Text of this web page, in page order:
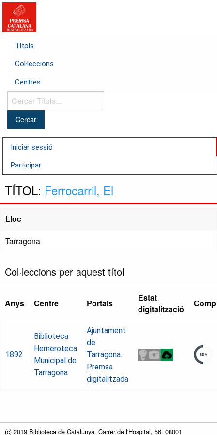
Títols
Col·leccions
Centres
Cercar
Títols...
Iniciar sessió
Participar
TÍTOL: Ferrocarril, El
Lloc
Tarragona
Col·leccions per aquest títol
Anys Centre Portals
Estat
digitalització
1892
Biblioteca
Hemeroteca
Municipal de
Tarragona
Ajuntament
de
Tarragona.
Premsa
digitalitzada
(c) 2019 Biblioteca de Catalunya. Carrer de l'Hospital, 56. 08001